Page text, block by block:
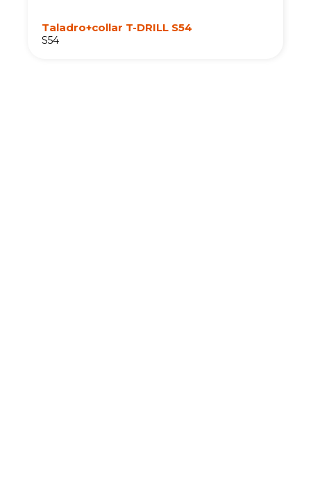
Taladro+collar T-DRILL S54
S54